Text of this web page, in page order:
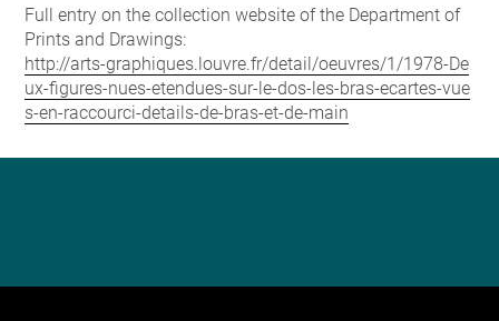
Full entry on the collection website of the Department of
Prints and Drawings:
http://arts-graphiques.louvre.fr/detail/oeuvres/1/1978-De
ux-figures-nues-etendues-sur-le-dos-les-bras-ecartes-vue
s-en-raccourci-details-de-bras-et-de-main